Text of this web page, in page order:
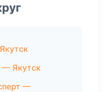
— Якутск
—